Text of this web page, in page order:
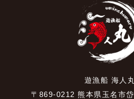
遊漁船 海人
〒869-0212 熊本県玉名市